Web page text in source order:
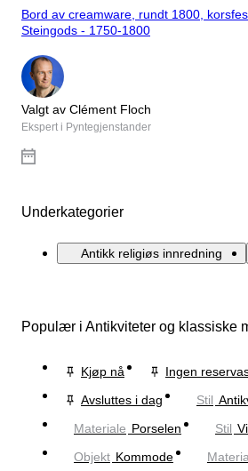
Bord av creamware, rundt 1800,
Steingods - 1750-1800
Valgt av Clément Floch
Ekspert i Pyntegjenstander
Underkategorier
Antikk religiøs innredning
Populær i Antikviteter og klassiske
Kjøp nå
Ingen
Avsluttes i dag
Stil
Materiale Porselen Stil
Objekt Kommode